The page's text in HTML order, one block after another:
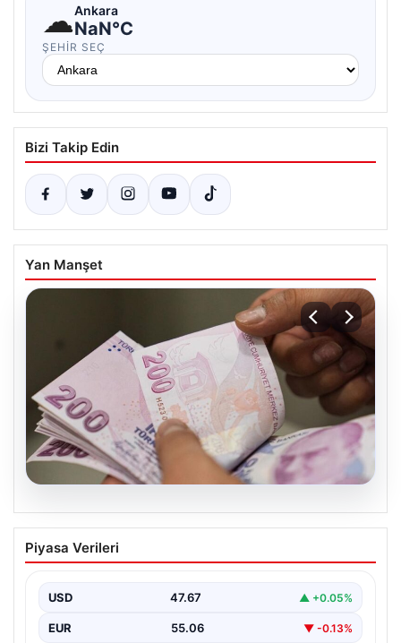
☁Ankara
NaN°C
ŞEHIR SEÇ
Bizi Takip Edin
Yan Manşet
05.08.2026
2026 Kurban Bayramı Emekli
İkramiyeleri Ne Zaman Ödenecek?
milyon emekli vatandaşın gözü kulağı bayram
ikramiyesi…
Piyasa Verileri
USD 47.67 ▲ +0.05%
EUR 55.06 ▼ -0.13%